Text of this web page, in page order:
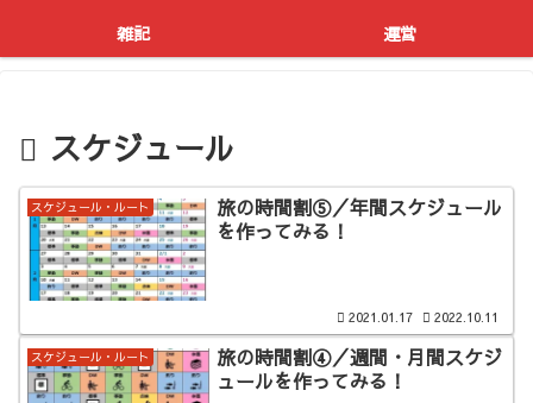
雑記
運営
スケジュール
スケジュール・ルート
旅の時間割⑤／年間スケジュール
を作ってみる！
2021.01.17 2022.10.11
スケジュール・ルート
旅の時間割④／週間・月間スケジ
ュールを作ってみる！